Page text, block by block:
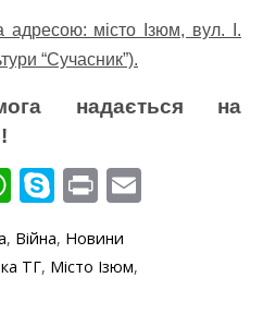
адресою: місто Ізюм, вул. І.
“Сучасник”).
надається на
W
h
at
s
S
k
y
p
Pr
in
t
, Війна, Новини
ТГ, Місто Ізюм,